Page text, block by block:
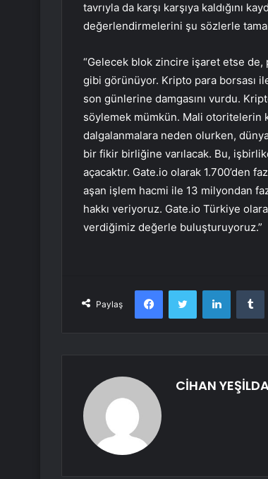
tavrıyla da karşı karşıya kaldığını
değerlendirmelerini şu sözlerle
“Gelecek blok zincire işaret etse de,
gibi görünüyor. Kripto para borsası
son günlerine damgasını vurdu.
söylemek mümkün. Mali otoritelerin
dalgalanmalara neden olurken,
bir fikir birliğine varılacak. Bu,
açacaktır. Gate.io olarak 1.700’den
aşan işlem hacmi ile 13 milyondan
hakkı veriyoruz. Gate.io Türkiye
verdiğimiz değerle buluşturuyoruz.”
Paylaş
FacebookTwitter LinkedIn
CİHAN